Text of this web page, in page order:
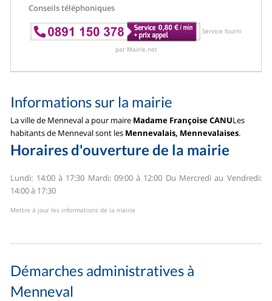
Conseils téléphoniques
Service fourni
par Mairie.net
Informations sur la mairie
La ville de Menneval a pour maire Madame Françoise CANULes
habitants de Menneval sont les Mennevalais, Mennevalaises.
Horaires d'ouverture de la mairie
Lundi: 14:00 à 17:30 Mardi: 09:00 à 12:00 Du Mercredi au Vendredi:
14:00 à 17:30
Mettre à jour les informations de la mairie
Démarches administratives à
Menneval